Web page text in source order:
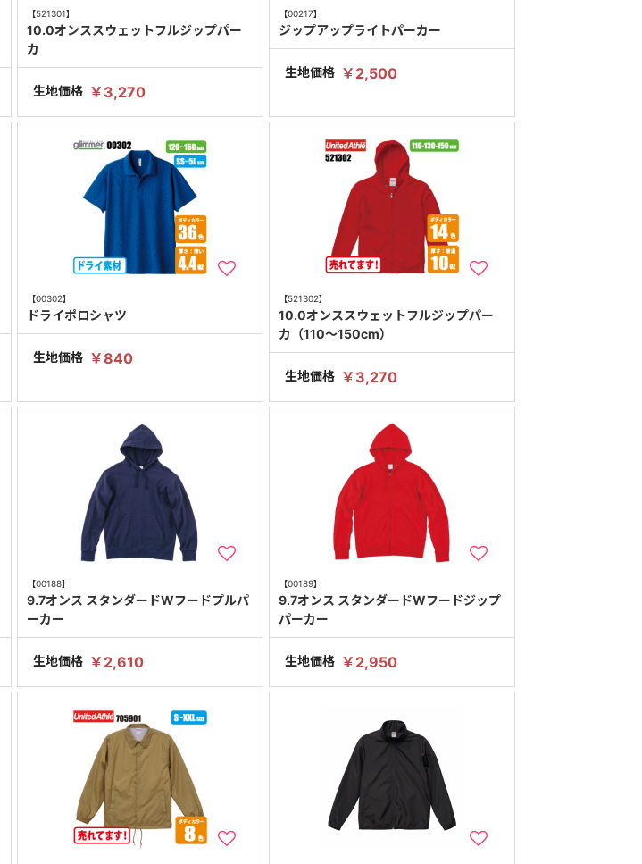
【521301】
10.0オンススウェットフルジップパー
カ
生地価格 ￥3,270
【00217】
ジップアップライトパーカー
生地価格 ￥2,500
【00302】
ドライポロシャツ
生地価格 ￥840
【521302】
10.0オンススウェットフルジップパー
カ（110～150cm）
生地価格 ￥3,270
【00188】
9.7オンス スタンダードWフードプルパ
ーカー
生地価格 ￥2,610
【00189】
9.7オンス スタンダードWフードジップ
パーカー
生地価格 ￥2,950